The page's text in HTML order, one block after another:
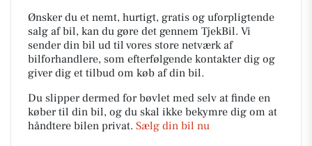
Ønsker du et nemt, hurtigt, gratis og uforpligtende
salg af bil, kan du gøre det gennem TjekBil. Vi
sender din bil ud til vores store netværk af
bilforhandlere, som efterfølgende kontakter dig og
giver dig et tilbud om køb af din bil.
Du slipper dermed for bøvlet med selv at finde en
køber til din bil, og du skal ikke bekymre dig om at
håndtere bilen privat. Sælg din bil nu